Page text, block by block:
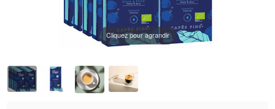
Cliquez pour agrandir